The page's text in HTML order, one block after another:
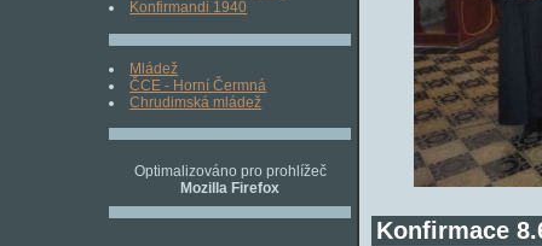
Konfirmandi 1940
Mládež
ČCE - Horní Čermná
Chrudimská mládež
Optimalizováno pro prohlížeč
Mozilla Firefox
Konfirmace